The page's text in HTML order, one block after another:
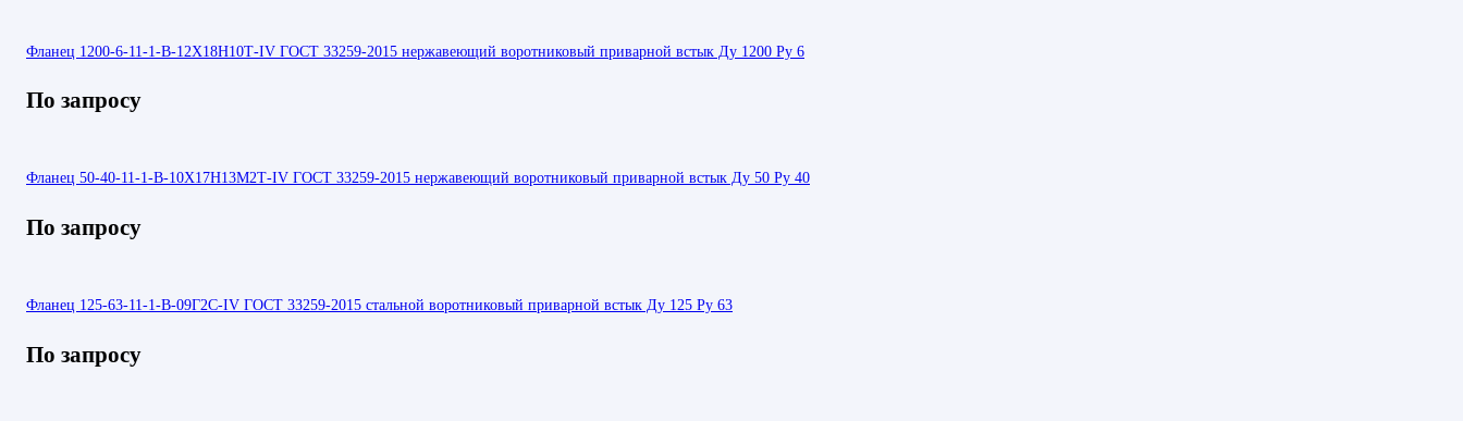
Фланец 1200-6-11-1-В-12Х18Н10Т-IV ГОСТ 33259-2015 нержавеющий воротниковый приварной встык Ду 1200 Ру 6
По запросу
Фланец 50-40-11-1-В-10Х17Н13М2Т-IV ГОСТ 33259-2015 нержавеющий воротниковый приварной встык Ду 50 Ру 40
По запросу
Фланец 125-63-11-1-В-09Г2С-IV ГОСТ 33259-2015 стальной воротниковый приварной встык Ду 125 Ру 63
По запросу